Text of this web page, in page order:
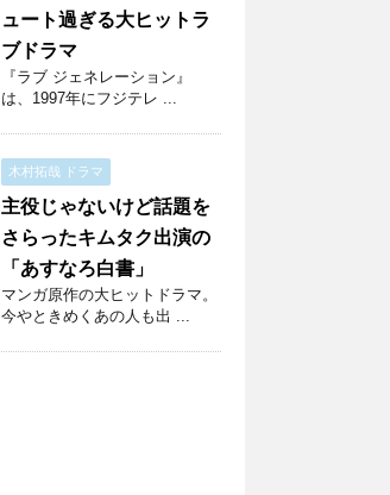
ュート過ぎる大ヒットラ
ブドラマ
『ラブ ジェネレーション』
は、1997年にフジテレ ...
木村拓哉 ドラマ
主役じゃないけど話題を
さらったキムタク出演の
「あすなろ白書」
マンガ原作の大ヒットドラマ。
今やときめくあの人も出 ...